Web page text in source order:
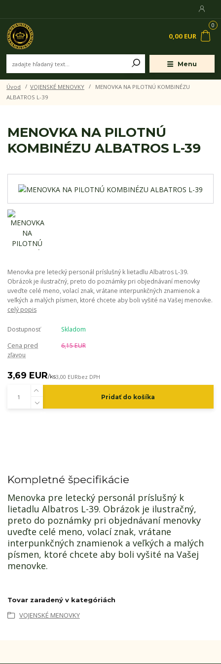
Menu
0
0,00 EUR
Úvod VOJENSKÉ MENOVKY
MENOVKA NA PILOTNÚ KOMBINÉZU
ALBATROS L-39
MENOVKA NA PILOTNÚ
KOMBINÉZU ALBATROS L-39
Menovka pre letecký personál príslušný k lietadlu Albatros L-39.
Obrázok je ilustračný, preto do poznámky pri objednávaní menovky
uveďte celé meno, volací znak, vrátane interpunkčných znamienok a
veľkých a malých písmen, ktoré chcete aby boli vyšité na Vašej menovke.
celý popis
Dostupnosť
Skladom
Cena pred
zľavou
6,15 EUR
3,69 EUR/ks3,00 EURbez DPH
Pridať do košíka
Kompletné špecifikácie
Menovka pre letecký personál príslušný k
lietadlu Albatros L-39. Obrázok je ilustračný,
preto do poznámky pri objednávaní menovky
uveďte celé meno, volací znak, vrátane
interpunkčných znamienok a veľkých a malých
písmen, ktoré chcete aby boli vyšité na Vašej
menovke.
Tovar zaradený v kategóriách
VOJENSKÉ MENOVKY